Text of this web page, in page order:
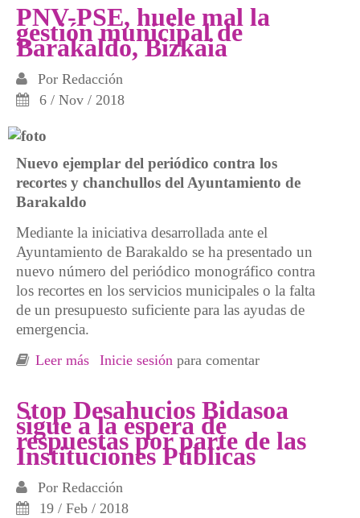
pobreza”
PNV-PSE, huele mal la
gestión municipal de
Barakaldo, Bizkaia
Por Redacción
6 / Nov / 2018
Nuevo ejemplar del periódico contra los
recortes y chanchullos del Ayuntamiento de
Barakaldo
Mediante la iniciativa desarrollada ante el
Ayuntamiento de Barakaldo se ha presentado un
nuevo número del periódico monográfico contra
los recortes en los servicios municipales o la falta
de un presupuesto suficiente para las ayudas de
emergencia.
Leer más sobre PNV-PSE, huele mal la gestión
Inicie sesión para comentar
Stop Desahucios Bidasoa
sigue a la espera de
respuestas por parte de las
Instituciones Públicas
Por Redacción
19 / Feb / 2018